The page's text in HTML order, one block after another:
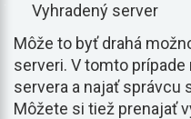
Vyhradený server
Môže to byť drahá
serveri. V tomto
servera a najať správcu
Môžete si tiež prenajať